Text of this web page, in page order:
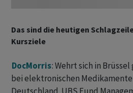
Das sind die heutigen
Kursziele
DocMorris: Wehrt sich in
bei elektronischen